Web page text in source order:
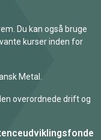
Du kan også bruge
kurser inden for
Metal.
overordnede drift og